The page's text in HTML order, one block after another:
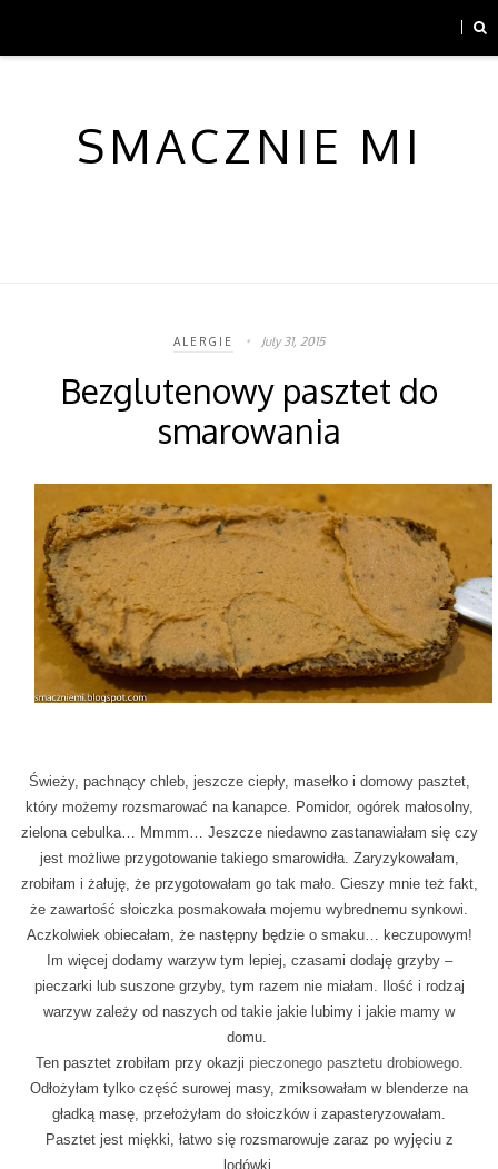
SMACZNIE MI
ALERGIE July 31, 2015
Bezglutenowy pasztet do
smarowania
Świeży, pachnący chleb, jeszcze ciepły, masełko i domowy pasztet,
który możemy rozsmarować na kanapce. Pomidor, ogórek małosolny,
zielona cebulka… Mmmm… Jeszcze niedawno zastanawiałam się czy
jest możliwe przygotowanie takiego smarowidła. Zaryzykowałam,
zrobiłam i żałuję, że przygotowałam go tak mało. Cieszy mnie też fakt,
że zawartość słoiczka posmakowała mojemu wybrednemu synkowi.
Aczkolwiek obiecałam, że następny będzie o smaku… keczupowym!
Im więcej dodamy warzyw tym lepiej, czasami dodaję grzyby –
pieczarki lub suszone grzyby, tym razem nie miałam. Ilość i rodzaj
warzyw zależy od naszych od takie jakie lubimy i jakie mamy w
domu.
Ten pasztet zrobiłam przy okazji pieczonego pasztetu drobiowego.
Odłożyłam tylko część surowej masy, zmiksowałam w blenderze na
gładką masę, przełożyłam do słoiczków i zapasteryzowałam.
Pasztet jest miękki, łatwo się rozsmarowuje zaraz po wyjęciu z
lodówki.